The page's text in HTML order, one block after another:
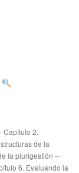
Capítulo 2.
de la
la plurigestión --
6. Evaluando la